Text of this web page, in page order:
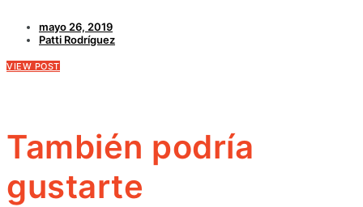
mayo 26, 2019
Patti Rodríguez
VIEW POST
También podría
gustarte